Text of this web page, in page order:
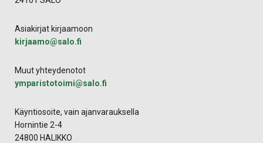
Asiakirjat kirjaamoon
kirjaamo​@​salo.​fi​
Muut yhteydenotot
ymparistotoimi​@​salo.​fi​
Käyntiosoite, vain ajanvarauksella
Hornintie 2-4
24800 HALIKKO